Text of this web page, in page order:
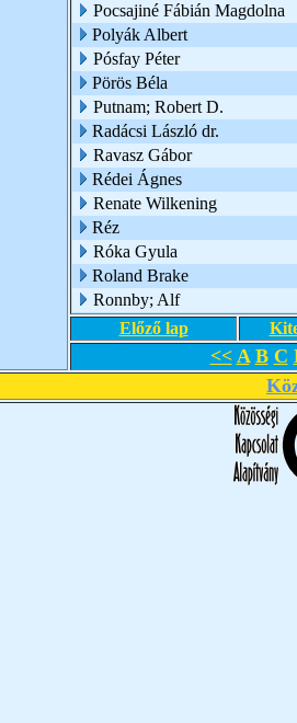
Pocsajiné Fábián Magdolna
Polyák Albert
Pósfay Péter
Pörös Béla
Putnam; Robert D.
Radácsi László dr.
Ravasz Gábor
Rédei Ágnes
Renate Wilkening
Réz
Róka Gyula
Roland Brake
Ronnby; Alf
Előző lap
<< A B C